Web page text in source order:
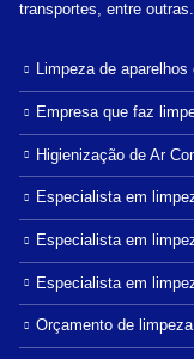
transportes, entre outras.
Limpeza de
Empresa que faz
Higienização de Ar
Especialista em
Especialista em
Especialista em
Orçamento de